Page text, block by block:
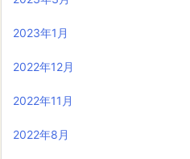
2023年1月
2022年12月
2022年11月
2022年8月